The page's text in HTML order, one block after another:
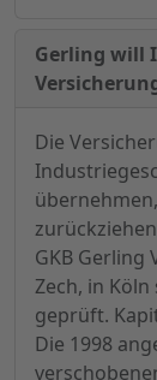
Gerling will
Die
GKB Gerling
Zech, in
geprüft.
Die 1998